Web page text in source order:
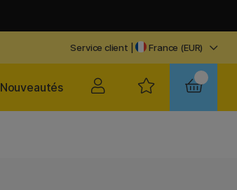
Service client | France (EUR)
Nouveautés